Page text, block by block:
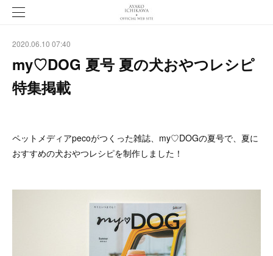
2020.06.10 07:40
my♡DOG 夏号 夏の犬おやつレシピ
特集掲載
ペットメディアpecoがつくった雑誌、my♡DOGの夏号で、夏に
おすすめの犬おやつレシピを制作しました！